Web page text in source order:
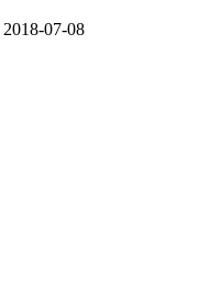
2018-07-08